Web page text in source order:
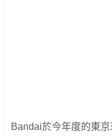
Bandai於今年度的東